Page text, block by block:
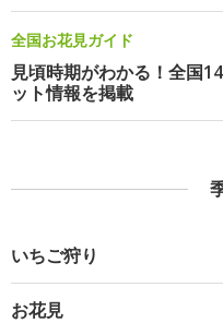
全国お花見ガイド
見頃時期がわかる！全国
ット情報を掲載
いちご狩り
お花見